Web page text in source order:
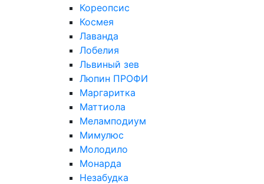
Кореопсис
Космея
Лаванда
Лобелия
Львиный зев
Люпин ПРОФИ
Маргаритка
Маттиола
Меламподиум
Мимулюс
Молодило
Монарда
Незабудка